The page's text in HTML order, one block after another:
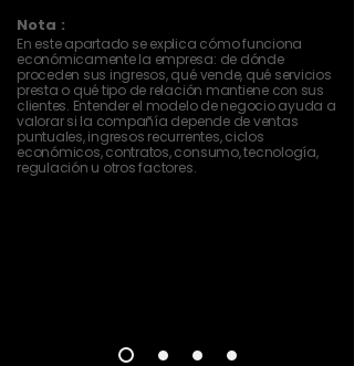
Nota :
En este apartado se explica cómo funciona
económicamente la empresa: de dónde
proceden sus ingresos, qué vende, qué servicios
presta o qué tipo de relación mantiene con sus
clientes. Entender el modelo de negocio ayuda a
valorar si la compañía depende de ventas
puntuales, ingresos recurrentes, ciclos
económicos, contratos, consumo, tecnología,
regulación u otros factores.